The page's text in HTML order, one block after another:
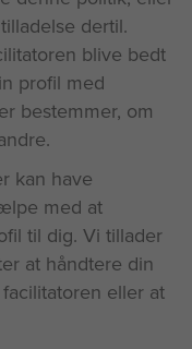
dertil.
blive bedt
profil med
bestemmer, om
kan have
med at
til dig. Vi tillader
at håndtere din
eller at